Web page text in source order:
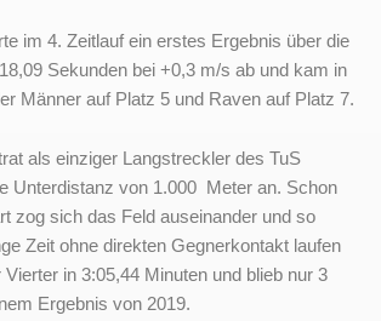
im 4. Zeitlauf ein erstes Ergebnis über die
Sekunden bei +0,3 m/s ab und kam in
Männer auf Platz 5 und Raven auf Platz 7.
als einziger Langstreckler des TuS
Unterdistanz von 1.000 Meter an. Schon
zog sich das Feld auseinander und so
Zeit ohne direkten Gegnerkontakt laufen
in 3:05,44 Minuten und blieb nur 3
Ergebnis von 2019.